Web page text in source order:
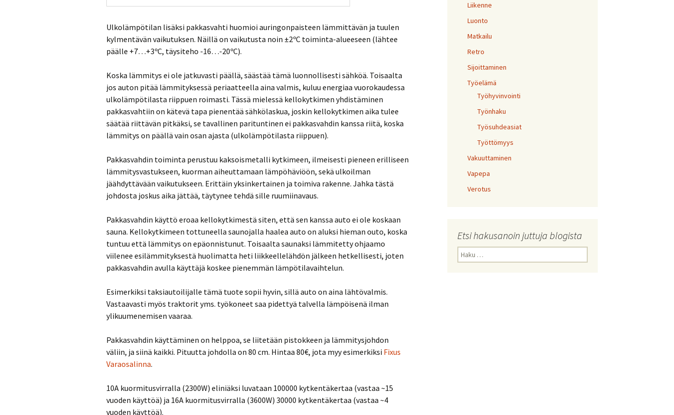
Ulkolämpötilan lisäksi pakkasvahti huomioi auringonpaisteen lämmittävän ja tuulen
kylmentävän vaikutuksen. Näillä on vaikutusta noin ±2ºC toiminta-alueeseen (lähtee
päälle +7…+3ºC, täysiteho -16…-20ºC).
Koska lämmitys ei ole jatkuvasti päällä, säästää tämä luonnollisesti sähköä. Toisaalta
jos auton pitää lämmityksessä periaatteella aina valmis, kuluu energiaa vuorokaudessa
ulkolämpötilasta riippuen roimasti. Tässä mielessä kellokytkimen yhdistäminen
pakkasvahtiin on kätevä tapa pienentää sähkölaskua, joskin kellokytkimen aika tulee
säätää riittävän pitkäksi, se tavallinen parituntinen ei pakkasvahdin kanssa riitä, koska
lämmitys on päällä vain osan ajasta (ulkolämpötilasta riippuen).
Pakkasvahdin toiminta perustuu kaksoismetalli kytkimeen, ilmeisesti pieneen erilliseen
lämmitysvastukseen, kuorman aiheuttamaan lämpöhäviöön, sekä ulkoilman
jäähdyttävään vaikutukseen. Erittäin yksinkertainen ja toimiva rakenne. Jahka tästä
johdosta joskus aika jättää, täytynee tehdä sille ruumiinavaus.
Pakkasvahdin käyttö eroaa kellokytkimestä siten, että sen kanssa auto ei ole koskaan
sauna. Kellokytkimeen tottuneella saunojalla haalea auto on aluksi hieman outo, koska
tuntuu että lämmitys on epäonnistunut. Toisaalta saunaksi lämmitetty ohjaamo
viilenee esilämmityksestä huolimatta heti liikkeellelähdön jälkeen hetkellisesti, joten
pakkasvahdin avulla käyttäjä koskee pienemmän lämpötilavaihtelun.
Esimerkiksi taksiautoilijalle tämä tuote sopii hyvin, sillä auto on aina lähtövalmis.
Vastaavasti myös traktorit yms. työkoneet saa pidettyä talvella lämpöisenä ilman
ylikuumenemisen vaaraa.
Pakkasvahdin käyttäminen on helppoa, se liitetään pistokkeen ja lämmitysjohdon
väliin, ja siinä kaikki. Pituutta johdolla on 80 cm. Hintaa 80€, jota myy esimerkiksi Fixus
Varaosalinna.
10A kuormitusvirralla (2300W) eliniäksi luvataan 100000 kytkentäkertaa (vastaa ~15
vuoden käyttöä) ja 16A kuormitusvirralla (3600W) 30000 kytkentäkertaa (vastaa ~4
vuoden käyttöä).
Liikenne
Luonto
Matkailu
Retro
Sijoittaminen
Työelämä
Työhyvinvointi
Työnhaku
Työsuhdeasiat
Työttömyys
Vakuuttaminen
Vapepa
Verotus
Etsi hakusanoin juttuja blogista
Haku: